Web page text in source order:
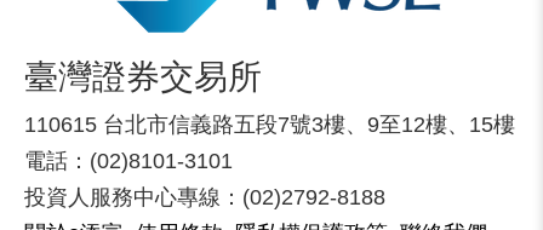
臺灣證券交易所
110615 台北市信義路五段7號3樓、9至12樓、15樓
電話：(02)8101-3101
投資人服務中心專線：(02)2792-8188